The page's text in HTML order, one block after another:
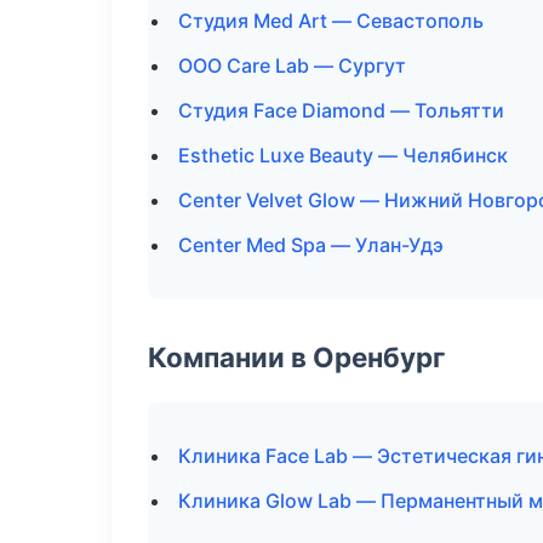
Студия Med Art — Севастополь
ООО Care Lab — Сургут
Студия Face Diamond — Тольятти
Esthetic Luxe Beauty — Челябинск
Center Velvet Glow — Нижний
Center Med Spa — Улан-Удэ
Компании в Оренбург
Клиника Face Lab — Эстетическая
Клиника Glow Lab — Перманентный